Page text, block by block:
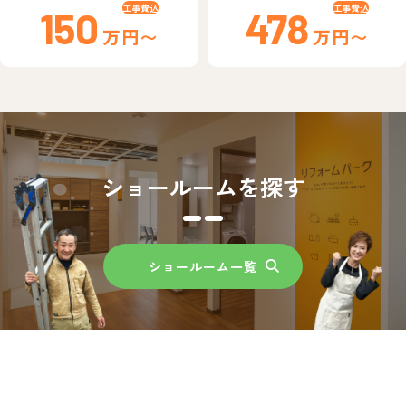
150 万円〜
工事費込 478 万円〜
工事費込
ショールームを探す
ショールーム一覧